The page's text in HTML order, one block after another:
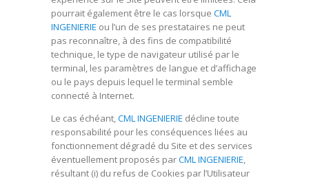
pourrait également être le cas lorsque CML
INGENIERIE ou l’un de ses prestataires ne peut
pas reconnaître, à des fins de compatibilité
technique, le type de navigateur utilisé par le
terminal, les paramètres de langue et d’affichage
ou le pays depuis lequel le terminal semble
connecté à Internet.
Le cas échéant,CML INGENIERIE décline toute
responsabilité pour les conséquences liées au
fonctionnement dégradé du Site et des services
éventuellement proposés parCML INGENIERIE,
résultant (i) du refus de Cookies par l’Utilisateur